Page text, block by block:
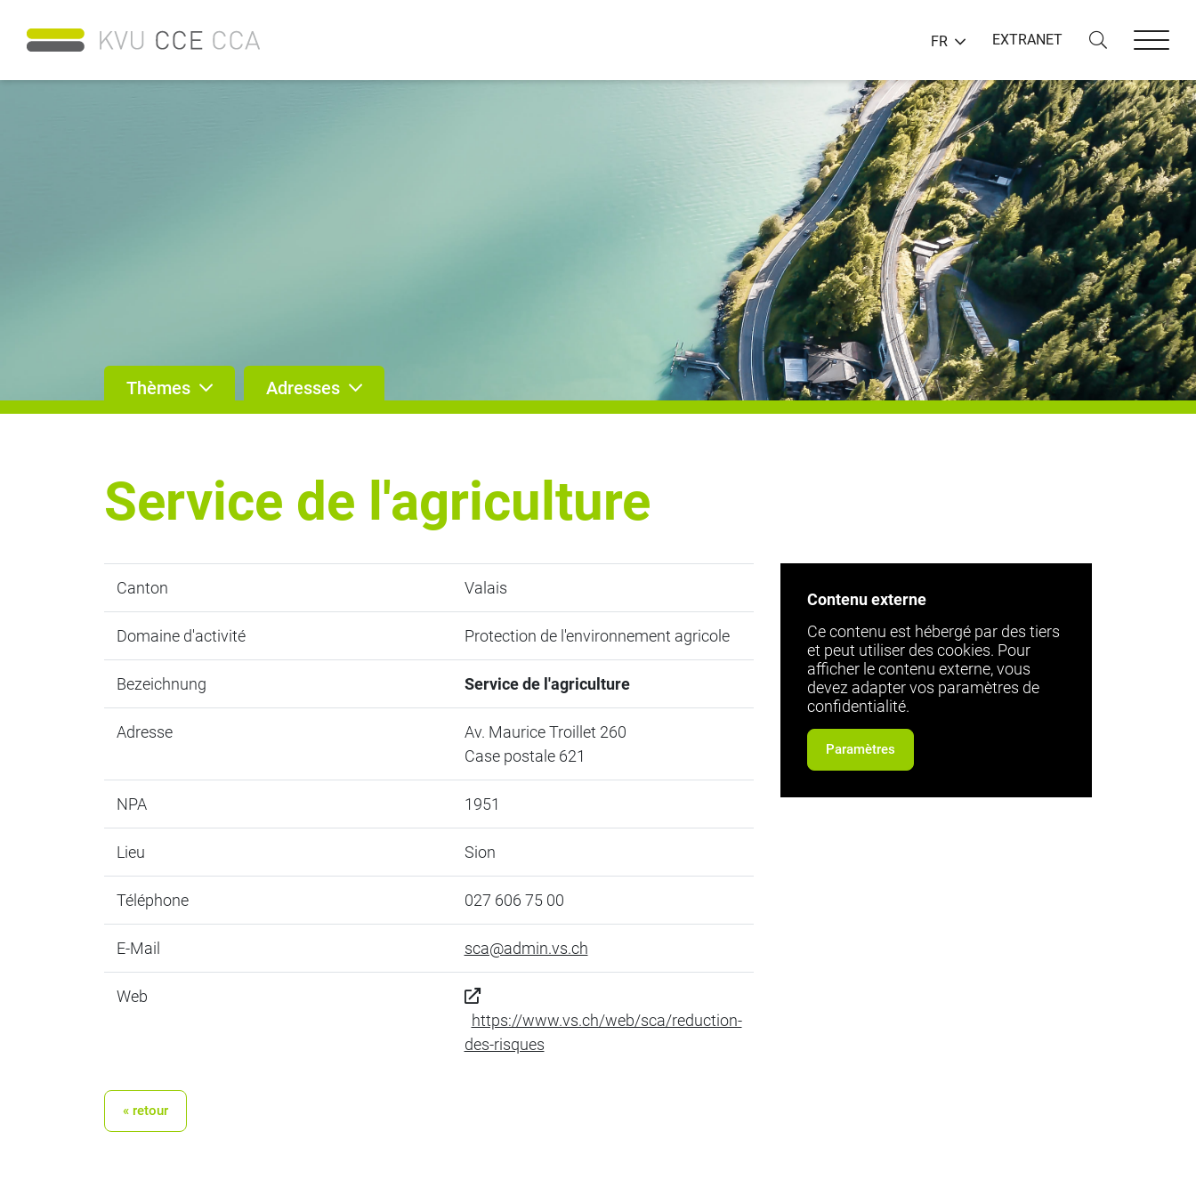
FR EXTRANET
Thèmes Adresses
Service de l'agriculture
Canton Valais
Domaine d'activité Protection de l'environnement agricole
Bezeichnung Service de l'agriculture
Adresse
Av. Maurice Troillet 260
Case postale 621
NPA 1951
Lieu Sion
Téléphone 027 606 75 00
E-Mail sca@admin.vs.ch
Web
https://www.vs.ch/web/sca/reduction-
des-risques
Contenu externe
Ce contenu est hébergé par des tiers
et peut utiliser des cookies. Pour
afficher le contenu externe, vous
devez adapter vos paramètres de
confidentialité.
Paramètres
« retour